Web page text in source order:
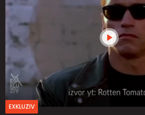
EXKLUZIV